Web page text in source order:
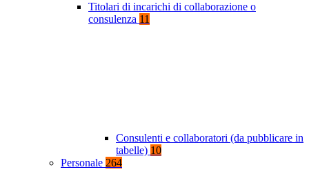
Titolari di incarichi di collaborazione o
consulenza 11
Consulenti e collaboratori (da pubblicare in
tabelle) 10
Personale 264